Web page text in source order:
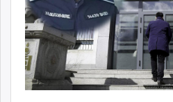
shuud.mn
eagle.mn
ergelt.mn
zarig.mn
today.mn